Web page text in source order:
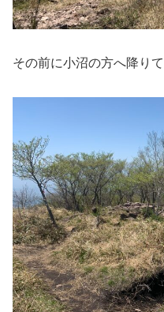
その前に小沼の方へ降りて